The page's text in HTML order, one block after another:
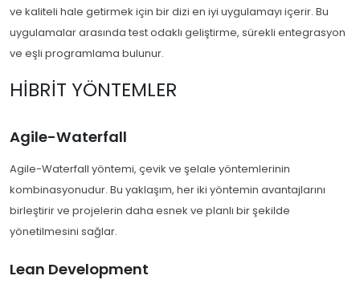
ve kaliteli hale getirmek için bir dizi en iyi uygulamayı içerir. Bu
uygulamalar arasında test odaklı geliştirme, sürekli entegrasyon
ve eşli programlama bulunur.
HIBRIT YÖNTEMLER
Agile-Waterfall
Agile-Waterfall yöntemi, çevik ve şelale yöntemlerinin
kombinasyonudur. Bu yaklaşım, her iki yöntemin avantajlarını
birleştirir ve projelerin daha esnek ve planlı bir şekilde
yönetilmesini sağlar.
Lean Development